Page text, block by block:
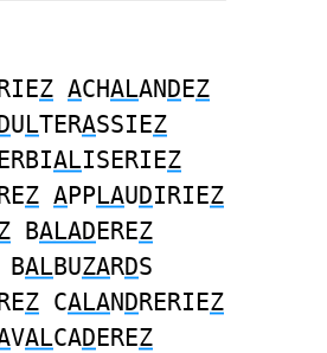
Z ACHALANDEZ
ULTERASSIEZ
ALISERIEZ
Z APPLAUDIRIEZ
BALADEREZ
BALBUZARDS
Z CALANDRERIEZ
VALCADEREZ